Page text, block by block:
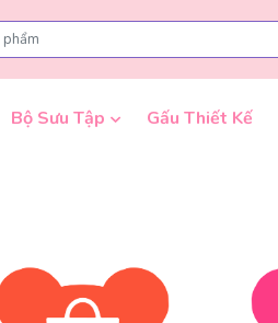
Bộ Sưu Tập Gấu Thiết Kế